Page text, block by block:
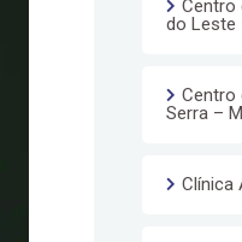
Centro
do Leste
Centro
Serra –
Clínica